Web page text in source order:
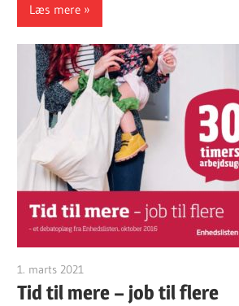
Læs mere
1. marts 2021
Tid til mere – job til flere